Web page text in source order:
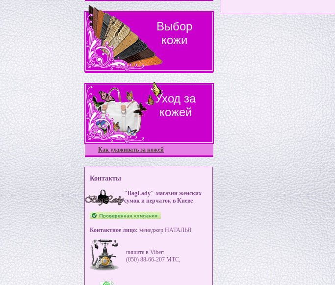
Выбор
кожи
Уход за
кожей
Как ухаживать за кожей
Контакты
"BagLady"-магазин женских
сумок и перчаток в Киеве
Контактное лицо: менеджер НАТАЛЬЯ.
пишите в Viber:
(050) 88-66-207 MTC,